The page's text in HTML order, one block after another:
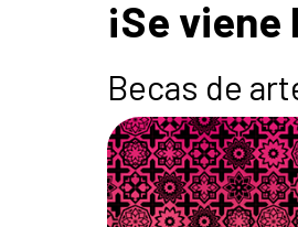
¡Se
Becas de